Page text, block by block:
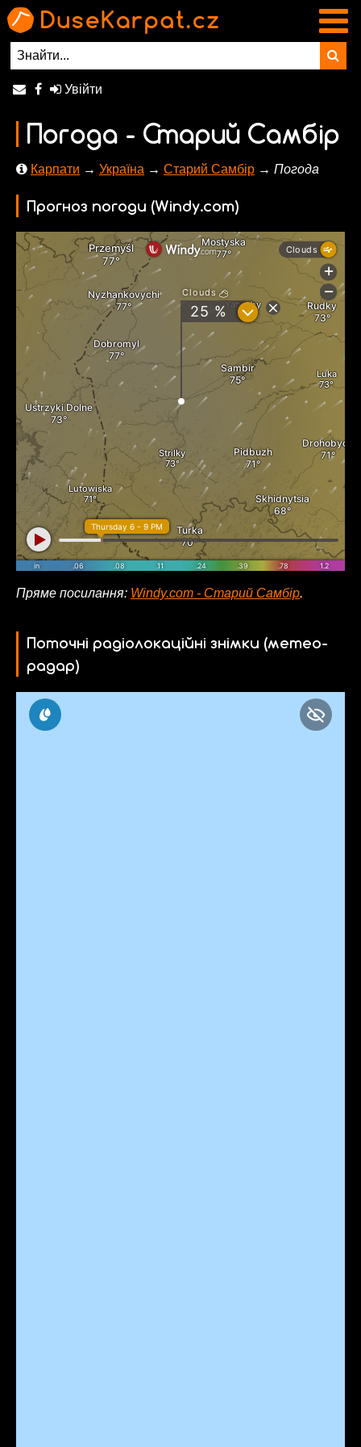
Увійти
Погода - Старий Самбір
Карпати → Україна → Старий Самбір → Погода
Прогноз погоди (Windy.com)
Пряме посилання: Windy.com - Старий Самбір.
Поточні радіолокаційні знімки (метео-
радар)